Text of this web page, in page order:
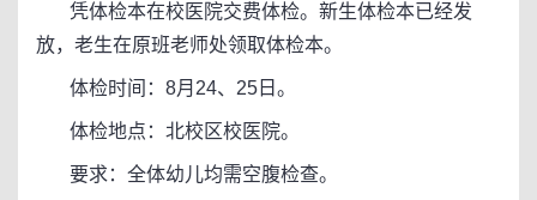
凭体检本在校医院交费体检。新生体检本已经发
放，老生在原班老师处领取体检本。
体检时间：8月24、25日。
体检地点：北校区校医院。
要求：全体幼儿均需空腹检查。